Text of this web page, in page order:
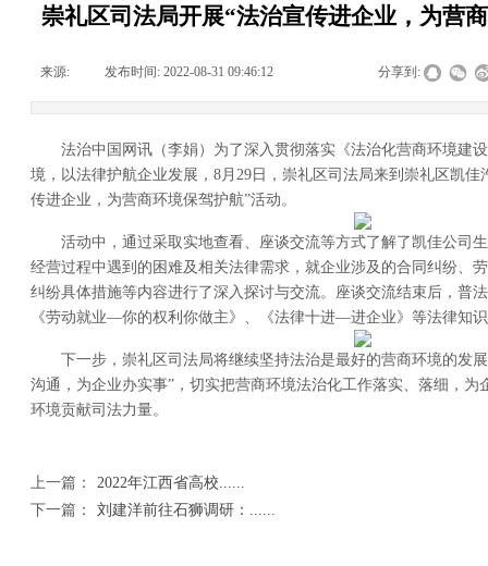
崇礼区司法局开展“法治宣传进企业，为营
来源: 发布时间: 2022-08-31 09:46:12 分享到:
法治中国网讯（李娟）为了深入贯彻落实《法治化营商环境建
境，以法律护航企业发展，8月29日，崇礼区司法局来到崇礼区凯佳
传进企业，为营商环境保驾护航”活动。
活动中，通过采取实地查看、座谈交流等方式了解了凯佳公司
经营过程中遇到的困难及相关法律需求，就企业涉及的合同纠纷、
纠纷具体措施等内容进行了深入探讨与交流。座谈交流结束后，普
《劳动就业—你的权利你做主》、《法律十进—进企业》等法律知
下一步，崇礼区司法局将继续坚持法治是最好的营商环境的发
沟通，为企业办实事”，切实把营商环境法治化工作落实、落细，为
环境贡献司法力量。
上一篇：
2022年江西省高校......
下一篇：
刘建洋前往石狮调研：......